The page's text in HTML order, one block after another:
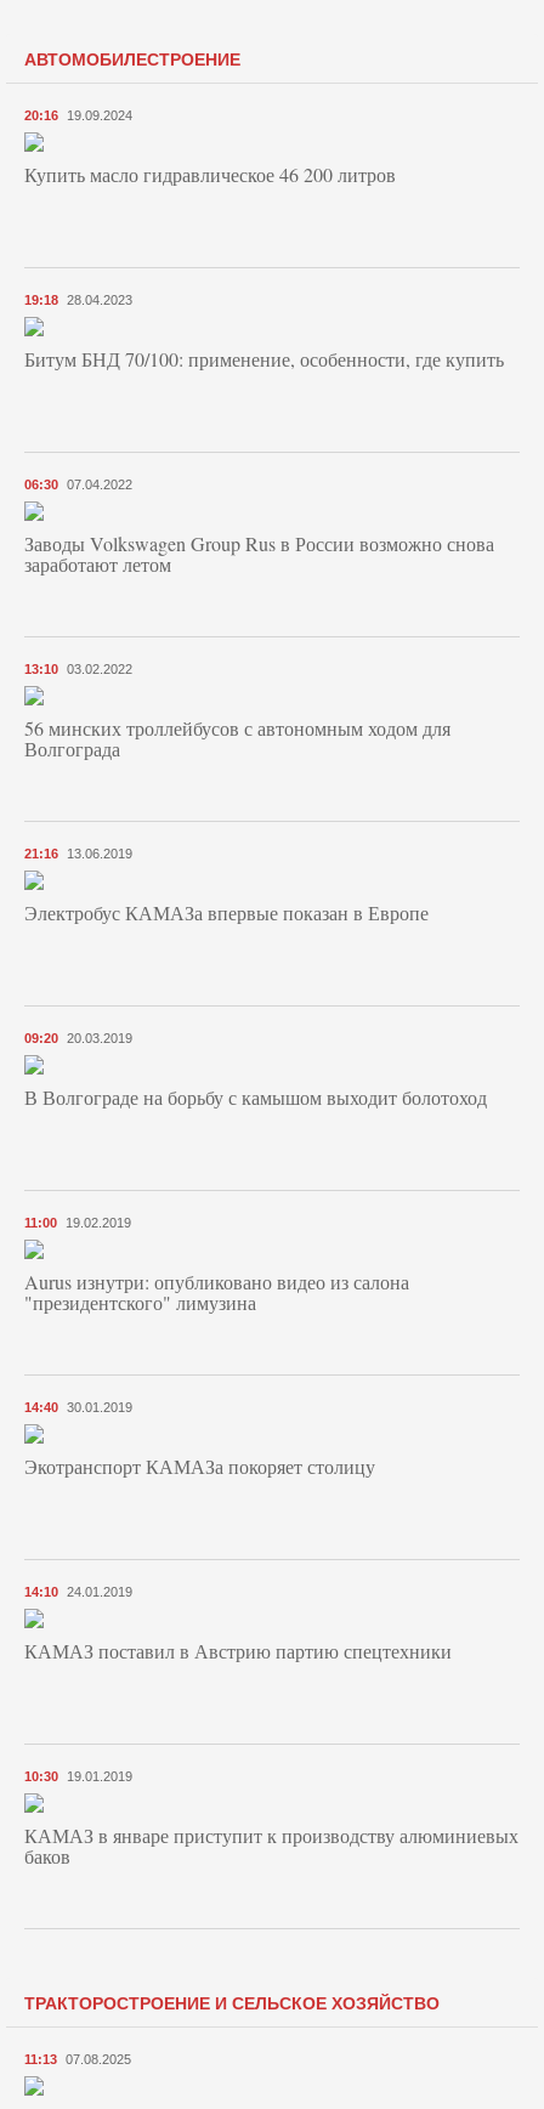
АВТОМОБИЛЕСТРОЕНИЕ
20:16 19.09.2024
Купить масло гидравлическое 46 200 литров
19:18 28.04.2023
Битум БНД 70/100: применение, особенности, где купить
06:30 07.04.2022
Заводы Volkswagen Group Rus в России возможно снова
заработают летом
13:10 03.02.2022
56 минских троллейбусов с автономным ходом для
Волгограда
21:16 13.06.2019
Электробус КАМАЗа впервые показан в Европе
09:20 20.03.2019
В Волгограде на борьбу с камышом выходит болотоход
11:00 19.02.2019
Aurus изнутри: опубликовано видео из салона
"президентского" лимузина
14:40 30.01.2019
Экотранспорт КАМАЗа покоряет столицу
14:10 24.01.2019
КАМАЗ поставил в Австрию партию спецтехники
10:30 19.01.2019
КАМАЗ в январе приступит к производству алюминиевых
баков
ТРАКТОРОСТРОЕНИЕ И СЕЛЬСКОЕ ХОЗЯЙСТВО
11:13 07.08.2025